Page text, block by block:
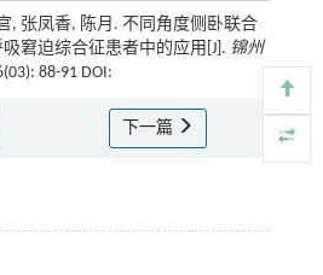
, 张凤香, 陈月. 不同角度侧卧联合
窘迫综合征患者中的应用[J]. 锦州
88-91 DOI:
下一篇